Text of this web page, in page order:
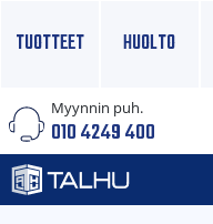
TUOTTEET HUOLTO
Myynnin puh.
010 4249 400